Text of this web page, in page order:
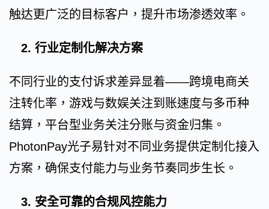
触达更广泛的目标客户，提升市场渗透效率。
2. 行业定制化解决方案
不同行业的支付诉求差异显着——跨境电商关
注转化率，游戏与数娱关注到账速度与多币种
结算，平台型业务关注分账与资金归集。
PhotonPay光子易针对不同业务提供定制化接入
方案，确保支付能力与业务节奏同步生长。
3. 安全可靠的合规风控能力